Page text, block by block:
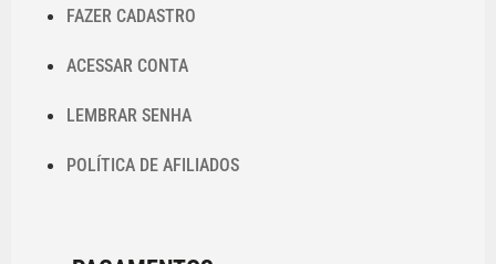
FAZER CADASTRO
ACESSAR CONTA
LEMBRAR SENHA
POLÍTICA DE AFILIADOS